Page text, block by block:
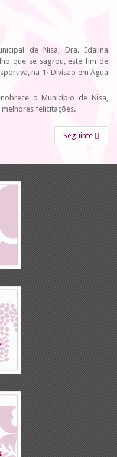
de Nisa, Dra. Idalina
que se sagrou, este fim de
na 1ª Divisão em Água
o Município de Nisa,
felicitações.
Seguinte